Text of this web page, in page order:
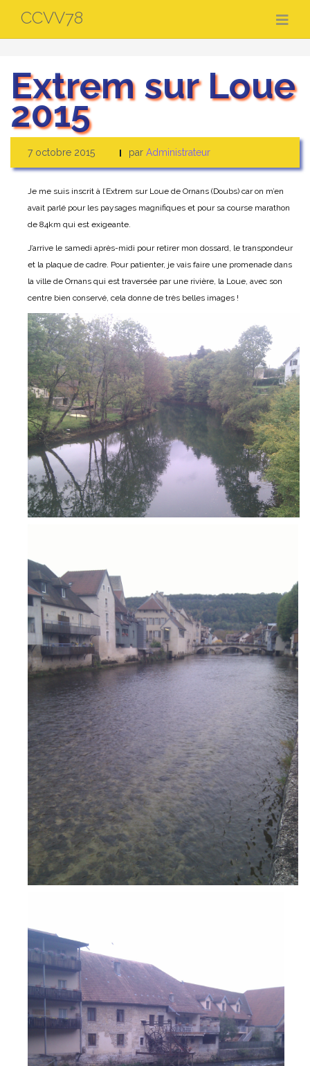
contenu
CCVV78
Extrem sur Loue
2015
7 octobre 2015 par Administrateur
Je me suis inscrit à l’Extrem sur Loue de Ornans (Doubs) car on m’en
avait parlé pour les paysages magnifiques et pour sa course marathon
de 84km qui est exigeante.
J’arrive le samedi après-midi pour retirer mon dossard, le transpondeur
et la plaque de cadre. Pour patienter, je vais faire une promenade dans
la ville de Ornans qui est traversée par une rivière, la Loue, avec son
centre bien conservé, cela donne de très belles images !